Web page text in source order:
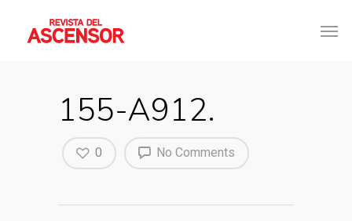
155-A912.
No Comments
0